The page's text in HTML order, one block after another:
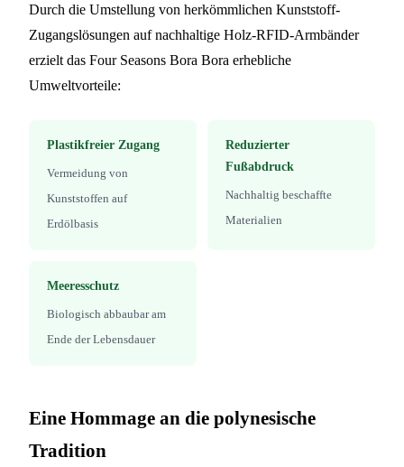
Durch die Umstellung von herkömmlichen Kunststoff-
Zugangslösungen auf nachhaltige Holz-RFID-Armbänder
erzielt das Four Seasons Bora Bora erhebliche
Umweltvorteile:
Plastikfreier Zugang
Vermeidung von
Kunststoffen auf
Erdölbasis
Reduzierter
Fußabdruck
Nachhaltig beschaffte
Materialien
Meeresschutz
Biologisch abbaubar am
Ende der Lebensdauer
Eine Hommage an die polynesische
Tradition